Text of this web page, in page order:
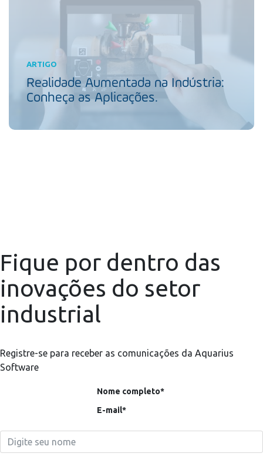
ARTIGO
Realidade Aumentada na Indústria:
Conheça as Aplicações.
Fique por dentro das
inovações do setor
industrial
Registre-se para receber as comunicações da Aquarius
Software
Nome completo*
E-mail*